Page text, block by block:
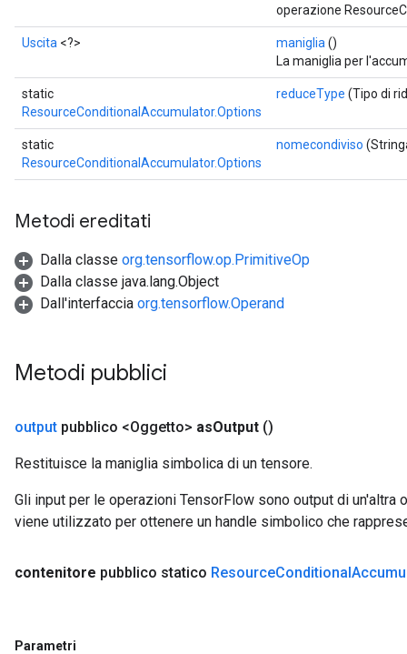
operazione
Uscita <?> maniglia ()
La maniglia per
static
ResourceConditionalAccumulator.Options
reduceType (Tipo di
static
ResourceConditionalAccumulator.Options
nomecondiviso
Metodi ereditati
Dalla classe org.tensorflow.op.PrimitiveOp
Dalla classe java.lang.Object
Dall'interfaccia org.tensorflow.Operand
Metodi pubblici
output pubblico <Oggetto> asOutput ()
Restituisce la maniglia simbolica di un tensore.
Gli input per le operazioni TensorFlow sono output di un'altra
viene utilizzato per ottenere un handle simbolico che
contenitore pubblico statico ResourceConditional
Parametri